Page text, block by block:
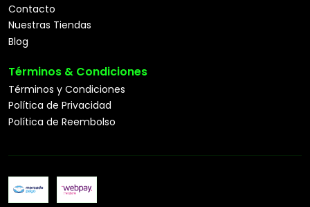
Contacto
Nuestras Tiendas
Blog
Términos & Condiciones
Términos y Condiciones
Política de Privacidad
Política de Reembolso